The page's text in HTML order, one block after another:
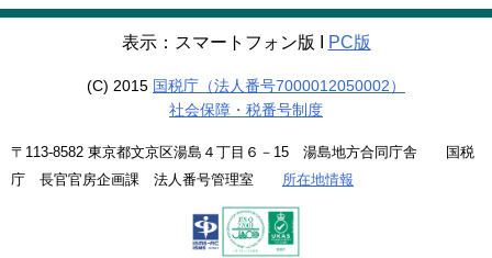
表示：スマートフォン版 Ι PC版
(C) 2015 国税庁（法人番号7000012050002）
社会保障・税番号制度
〒113-8582 東京都文京区湯島４丁目６－15 湯島地方合同庁舎 国税
庁 長官官房企画課 法人番号管理室 所在地情報